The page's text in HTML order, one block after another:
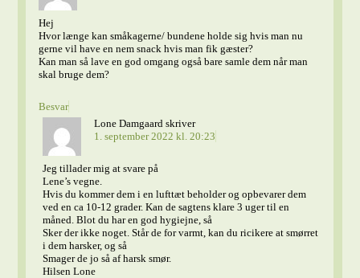
Hej
Hvor længe kan småkagerne/ bundene holde sig hvis man nu
gerne vil have en nem snack hvis man fik gæster?
Kan man så lave en god omgang også bare samle dem når man
skal bruge dem?
Besvar
Lone Damgaard skriver
1. september 2022 kl. 20:23
Jeg tillader mig at svare på
Lene’s vegne.
Hvis du kommer dem i en lufttæt beholder og opbevarer dem
ved en ca 10-12 grader. Kan de sagtens klare 3 uger til en
måned. Blot du har en god hygiejne, så
Sker der ikke noget. Står de for varmt, kan du ricikere at smørret
i dem harsker, og så
Smager de jo så af harsk smør.
Hilsen Lone